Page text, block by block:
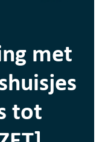
met
tot